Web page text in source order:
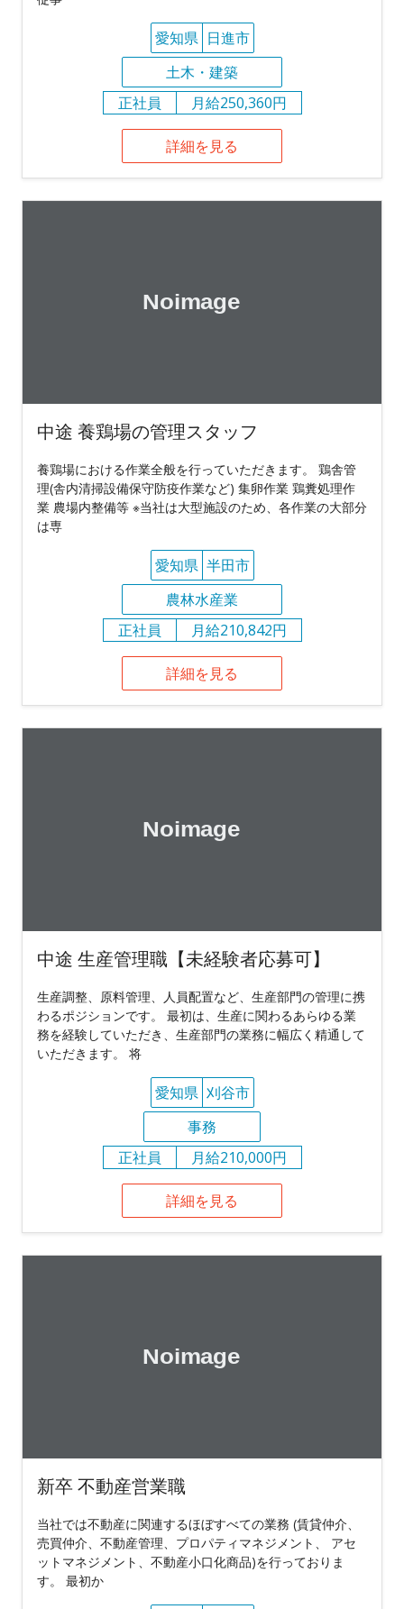
愛知県 日進市
土木・建築
正社員
月給250,360円
詳細を見る
中途 養鶏場の管理スタッフ
養鶏場における作業全般を行っていただきます。 鶏舎管
理(舎内清掃設備保守防疫作業など) 集卵作業 鶏糞処理作
業 農場内整備等 ※当社は大型施設のため、各作業の大部分
は専
愛知県 半田市
農林水産業
正社員
月給210,842円
詳細を見る
中途 生産管理職【未経験者応募可】
生産調整、原料管理、人員配置など、生産部門の管理に携
わるポジションです。 最初は、生産に関わるあらゆる業
務を経験していただき、生産部門の業務に幅広く精通して
いただきます。 将
愛知県 刈谷市
事務
正社員
月給210,000円
詳細を見る
新卒 不動産営業職
当社では不動産に関連するほぼすべての業務 (賃貸仲介、
売買仲介、不動産管理、プロパティマネジメント、 アセ
ットマネジメント、不動産小口化商品)を行っておりま
す。 最初か